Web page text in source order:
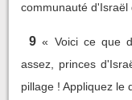
communauté d'Israël
9 « Voici ce que
assez, princes
pillage ! Appliquez le